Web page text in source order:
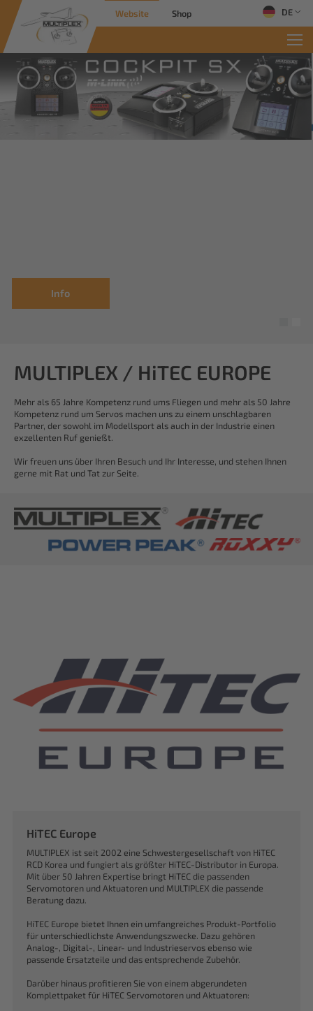
Website Shop DE
Info
MULTIPLEX / HiTEC EUROPE
Mehr als 65 Jahre Kompetenz rund ums Fliegen und mehr als 50 Jahre
Kompetenz rund um Servos machen uns zu einem unschlagbaren
Partner, der sowohl im Modellsport als auch in der Industrie einen
exzellenten Ruf genießt.
Wir freuen uns über Ihren Besuch und Ihr Interesse, und stehen Ihnen
gerne mit Rat und Tat zur Seite.
HiTEC Europe
MULTIPLEX ist seit 2002 eine Schwestergesellschaft von HiTEC
RCD Korea und fungiert als größter HiTEC-Distributor in Europa.
Mit über 50 Jahren Expertise bringt HiTEC die passenden
Servomotoren und Aktuatoren und MULTIPLEX die passende
Beratung dazu.
HiTEC Europe bietet Ihnen ein umfangreiches Produkt-Portfolio
für unterschiedlichste Anwendungszwecke. Dazu gehören
Analog-, Digital-, Linear- und Industrieservos ebenso wie
passende Ersatzteile und das entsprechende Zubehör.
Darüber hinaus profitieren Sie von einem abgerundeten
Komplettpaket für HiTEC Servomotoren und Aktuatoren: